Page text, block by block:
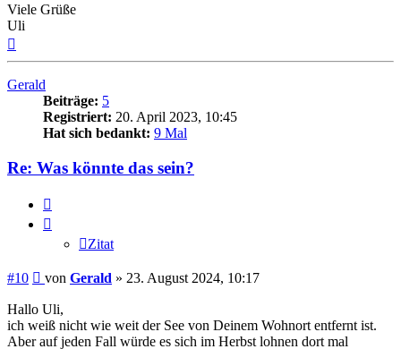
Viele Grüße
Uli
Gerald
Beiträge: 5
Registriert: 20. April 2023, 10:45
Hat sich bedankt: 9 Mal
Re: Was könnte das sein?
Zitat
#10 Beitrag
von Gerald » 23. August 2024, 10:17
Hallo Uli,
ich weiß nicht wie weit der See von Deinem Wohnort entfernt ist.
Aber auf jeden Fall würde es sich im Herbst lohnen dort mal